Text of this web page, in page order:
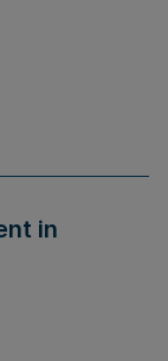
in